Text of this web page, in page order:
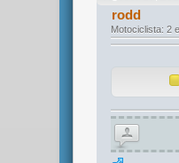
rodd
Motociclista: 2